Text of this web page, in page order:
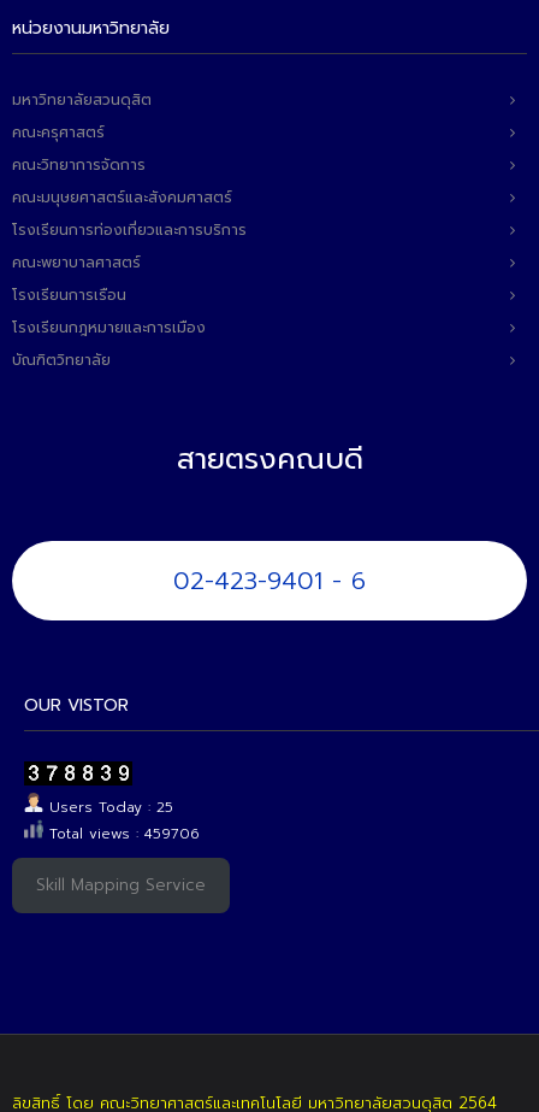
หน่วยงานมหาวิทยาลัย
มหาวิทยาลัยสวนดุสิต
คณะครุศาสตร์
คณะวิทยาการจัดการ
คณะมนุษยศาสตร์และสังคมศาสตร์
โรงเรียนการท่องเที่ยวและการบริการ
คณะพยาบาลศาสตร์
โรงเรียนการเรือน
โรงเรียนกฎหมายและการเมือง
บัณฑิตวิทยาลัย
สายตรงคณบดี
02-423-9401 - 6
OUR VISTOR
Users Today : 25
Total views : 459706
Skill Mapping Service
ลิขสิทธิ์ โดย คณะวิทยาศาสตร์และเทคโนโลยี มหาวิทยาลัยสวนดุสิต 2564